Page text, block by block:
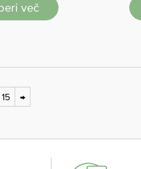
več
15 →